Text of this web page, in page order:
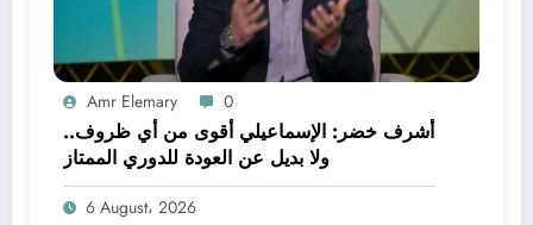
Amr Elemary 0
أشرف خضر: الإسماعيلي أقوى من أي ظروف..
ولا بديل عن العودة للدوري الممتاز
6 August، 2026